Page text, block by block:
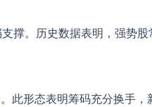
撑。历史数据表明，强势
此形态表明筹码充分换手，